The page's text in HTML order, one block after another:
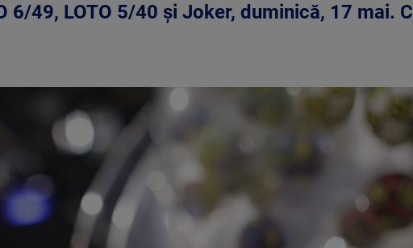
6/49, LOTO 5/40 și Joker, duminică, 17 mai.